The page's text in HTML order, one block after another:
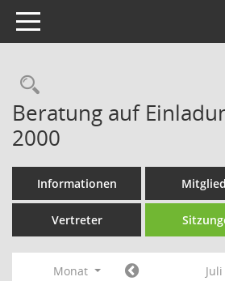
Toggle navigation
Rechercheauswahl
Beratung auf
2000
Informationen
Vertreter
Monat Juli